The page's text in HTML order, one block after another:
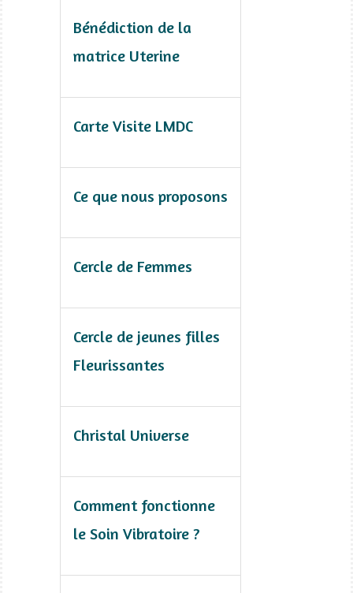
Bénédiction de la
matrice Uterine
Carte Visite LMDC
Ce que nous proposons
Cercle de Femmes
Cercle de jeunes filles
Fleurissantes
Christal Universe
Comment fonctionne
le Soin Vibratoire ?